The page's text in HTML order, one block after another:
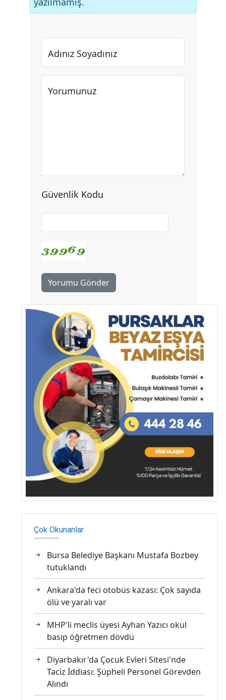
Adınız Soyadınız
Yorumunuz
Güvenlik Kodu
Yorumu Gönder
Çok Okunanlar
Bursa Belediye Başkanı Mustafa Bozbey
tutuklandı
Ankara'da feci otobüs kazası: Çok sayıda
ölü ve yaralı var
MHP'li meclis üyesi Ayhan Yazıcı okul
basıp öğretmen dövdü
Diyarbakır'da Çocuk Evleri Sitesi'nde
Taciz İddiası: Şüpheli Personel Görevden
Alındı